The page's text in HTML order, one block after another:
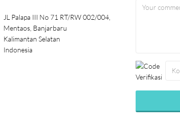
JL Palapa III No 71 RT/RW 002/004,
Mentaos, Banjarbaru
Kalimantan Selatan
Indonesia